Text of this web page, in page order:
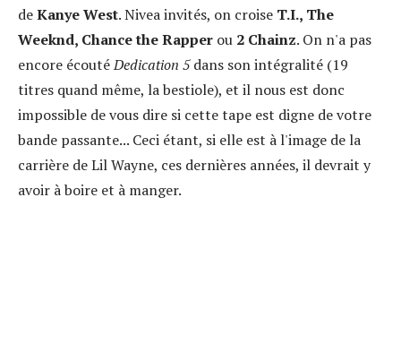
deKanye West. Nivea invités, on croise T.I., The
Weeknd, Chance the Rapper ou 2 Chainz. On n'a pas
encore écoutéDedication 5dans son intégralité (19
titres quand même, la bestiole), et il nous est donc
impossible de vous dire si cette tape est digne de votre
bande passante... Ceci étant, si elle est à l'image de la
carrière de Lil Wayne, ces dernières années, il devrait y
avoir à boire et à manger.